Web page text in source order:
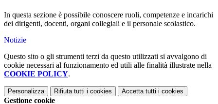
In questa sezione è possibile conoscere ruoli, competenze e incarichi
dei dirigenti, docenti, organi collegiali e il personale scolastico.
Notizie
Questo sito o gli strumenti terzi da questo utilizzati si avvalgono di
cookie necessari al funzionamento ed utili alle finalità illustrate nella
COOKIE POLICY.
Personalizza Rifiuta tutti i cookies Accetta tutti i cookies
Gestione cookie